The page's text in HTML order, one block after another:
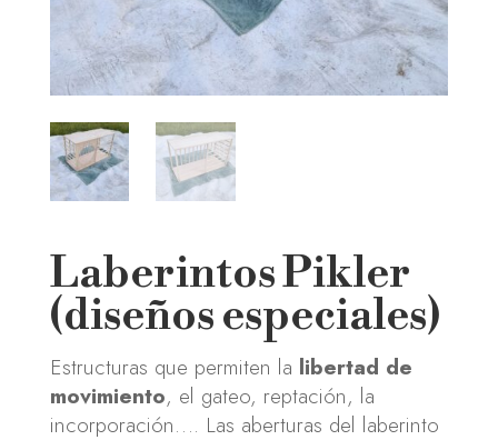
Laberintos Pikler
(diseños especiales)
Estructuras que permiten la libertad de
movimiento, el gateo, reptación, la
incorporación…. Las aberturas del laberinto